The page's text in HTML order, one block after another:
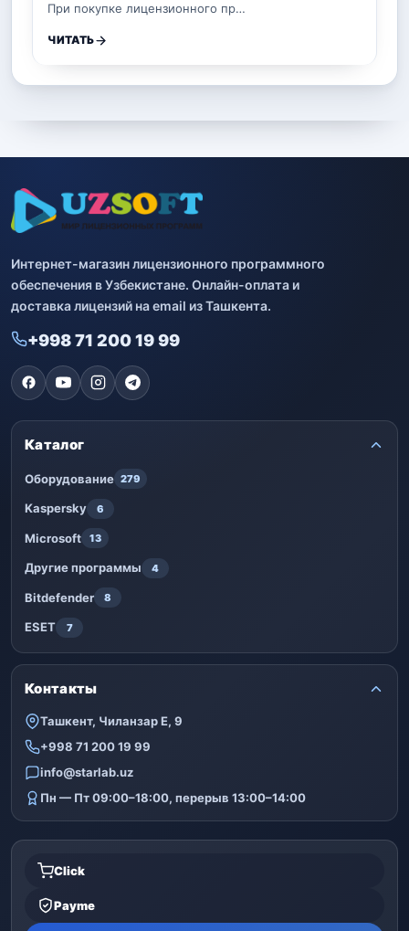
При покупке лицензионного пр…
ЧИТАТЬ
Интернет-магазин лицензионного программного
обеспечения в Узбекистане. Онлайн-оплата и
доставка лицензий на email из Ташкента.
+998 71 200 19 99
Каталог
Оборудование 279
Kaspersky 6
Microsoft 13
Другие программы 4
Bitdefender 8
ESET 7
Контакты
Ташкент, Чиланзар Е, 9
+998 71 200 19 99
info@starlab.uz
Пн — Пт 09:00–18:00, перерыв 13:00–14:00
Click
Payme